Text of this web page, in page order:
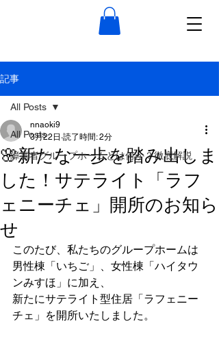
記事
All Posts
障害者グループホームとは何か？徹底解説
All Posts
🌸新たな一歩を踏み出しま
した！サテライト「ラフ
ェニーチェ」開所のお知ら
せ
nnaoki9
3月22日 読了時間: 2分
このたび、私たちのグループホームは
男性棟「いちご」、女性棟「ハイタウ
ンみすほ」に加え、
新たにサテライト型住居「ラフェニー
チェ」を開所いたしました。